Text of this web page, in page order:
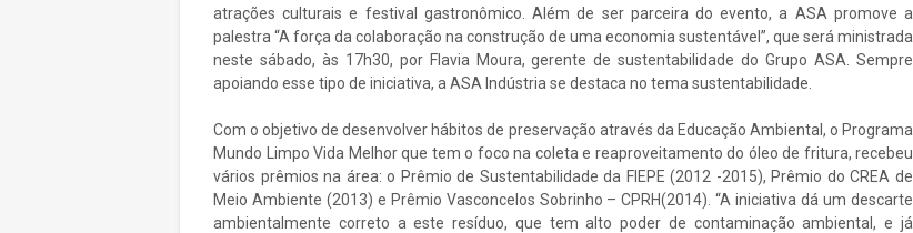
atrações culturais e festival gastronômico. Além de ser parceira do evento, a ASA promove a
palestra “A força da colaboração na construção de uma economia sustentável”, que será ministrada
neste sábado, às 17h30, por Flavia Moura, gerente de sustentabilidade do Grupo ASA. Sempre
apoiando esse tipo de iniciativa, a ASA Indústria se destaca no tema sustentabilidade.
Com o objetivo de desenvolver hábitos de preservação através da Educação Ambiental, o Programa
Mundo Limpo Vida Melhor que tem o foco na coleta e reaproveitamento do óleo de fritura, recebeu
vários prêmios na área: o Prêmio de Sustentabilidade da FIEPE (2012 -2015), Prêmio do CREA de
Meio Ambiente (2013) e Prêmio Vasconcelos Sobrinho – CPRH(2014). “A iniciativa dá um descarte
ambientalmente correto a este resíduo, que tem alto poder de contaminação ambiental, e já